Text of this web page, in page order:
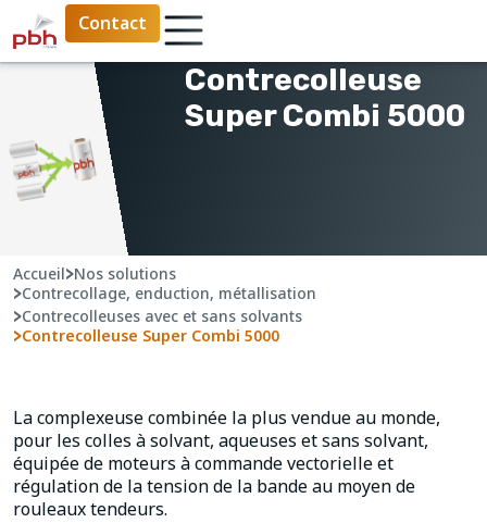
Contact
Contrecolleuse
Super Combi 5000
Accueil>Nos solutions
>Contrecollage, enduction, métallisation
>Contrecolleuses avec et sans solvants
>Contrecolleuse Super Combi 5000
La complexeuse combinée la plus vendue au monde,
pour les colles à solvant, aqueuses et sans solvant,
équipée de moteurs à commande vectorielle et
régulation de la tension de la bande au moyen de
rouleaux tendeurs.